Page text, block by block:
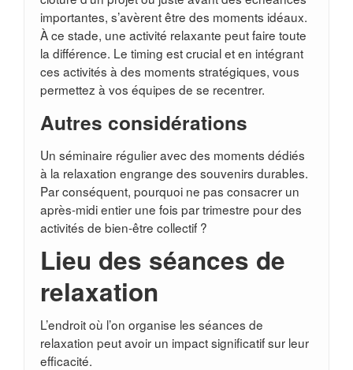
importantes, s’avèrent être des moments idéaux.
À ce stade, une activité relaxante peut faire toute
la différence. Le timing est crucial et en intégrant
ces activités à des moments stratégiques, vous
permettez à vos équipes de se recentrer.
Autres considérations
Un séminaire régulier avec des moments dédiés
à la relaxation engrange des souvenirs durables.
Par conséquent, pourquoi ne pas consacrer un
après-midi entier une fois par trimestre pour des
activités de bien-être collectif ?
Lieu des séances de
relaxation
L’endroit où l’on organise les séances de
relaxation peut avoir un impact significatif sur leur
efficacité.